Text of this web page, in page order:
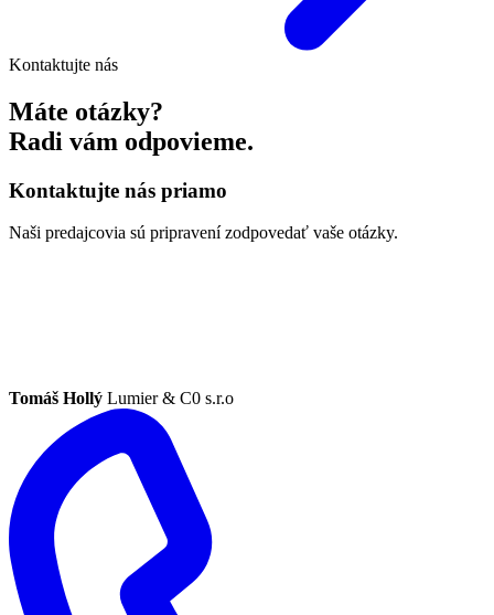
Kontaktujte nás
Máte otázky?
Radi vám odpovieme.
Kontaktujte nás priamo
Naši predajcovia sú pripravení zodpovedať vaše otázky.
Tomáš Hollý Lumier & C0 s.r.o